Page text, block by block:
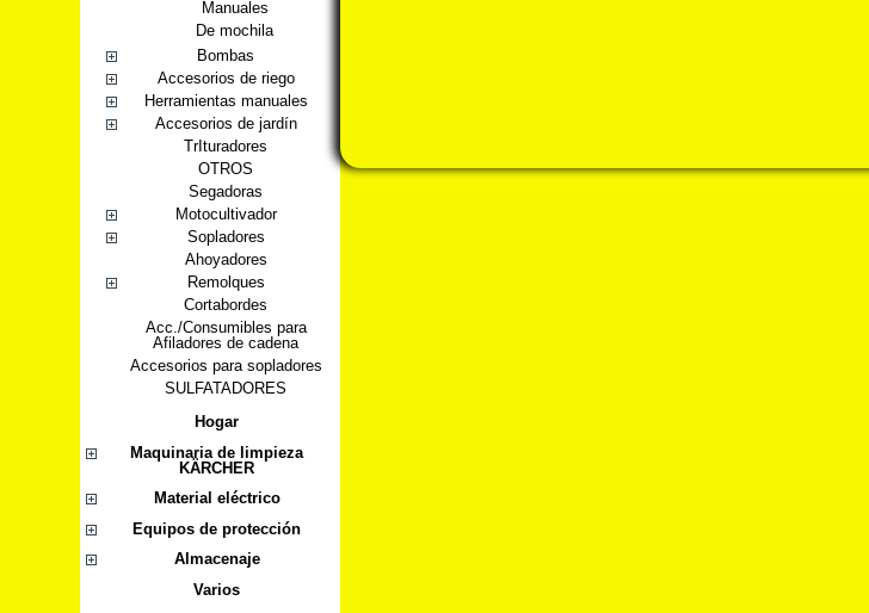
Manuales
De mochila
Bombas
Accesorios de riego
Herramientas manuales
Accesorios de jardín
TrIturadores
OTROS
Segadoras
Motocultivador
Sopladores
Ahoyadores
Remolques
Cortabordes
Acc./Consumibles para
Afiladores de cadena
Accesorios para sopladores
SULFATADORES
Hogar
Maquinaria de limpieza
KÄRCHER
Material eléctrico
Equipos de protección
Almacenaje
Varios